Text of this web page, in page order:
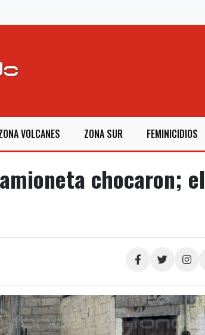
VOLCANES ZONA SUR FEMINICIDIOS
chocaron; el
Compartir